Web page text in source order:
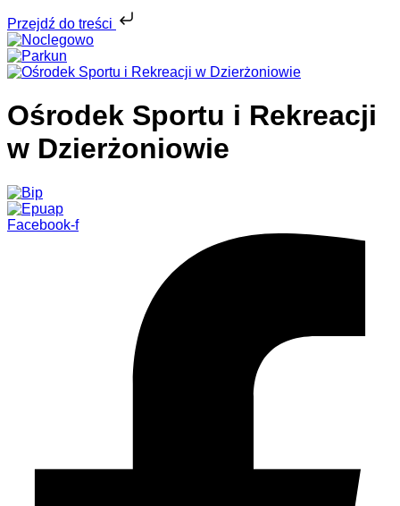
Przejdź do treści
Ośrodek Sportu i Rekreacji
w Dzierżoniowie
Facebook-f